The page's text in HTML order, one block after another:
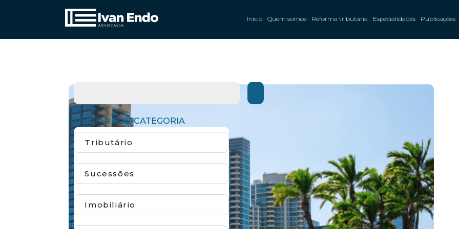
Início Quem somos Reforma tributária Especialidades Publicações
FILTRAR POR CATEGORIA
Tributário
Sucessões
Imobiliário